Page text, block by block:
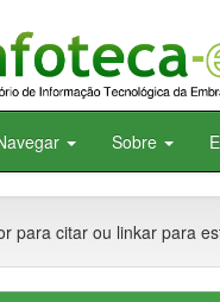
Sobre
para citar ou linkar para